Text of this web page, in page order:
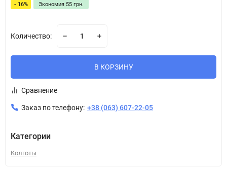
- 16% Экономия 55 грн.
Количество:
В КОРЗИНУ
Сравнение
Заказ по телефону: +38 (063) 607-22-05
Категории
Колготы